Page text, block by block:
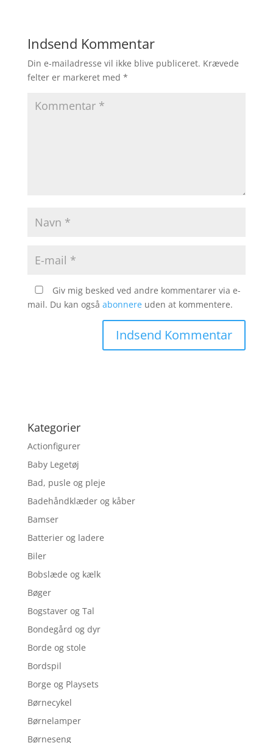
Indsend Kommentar
Din e-mailadresse vil ikke blive publiceret. Krævede
felter er markeret med *
Giv mig besked ved andre kommentarer via e-
mail. Du kan også abonnereuden at kommentere.
Kategorier
Actionfigurer
Baby Legetøj
Bad, pusle og pleje
Badehåndklæder og kåber
Bamser
Batterier og ladere
Biler
Bobslæde og kælk
Bøger
Bogstaver og Tal
Bondegård og dyr
Borde og stole
Bordspil
Borge og Playsets
Børnecykel
Børnelamper
Børneseng